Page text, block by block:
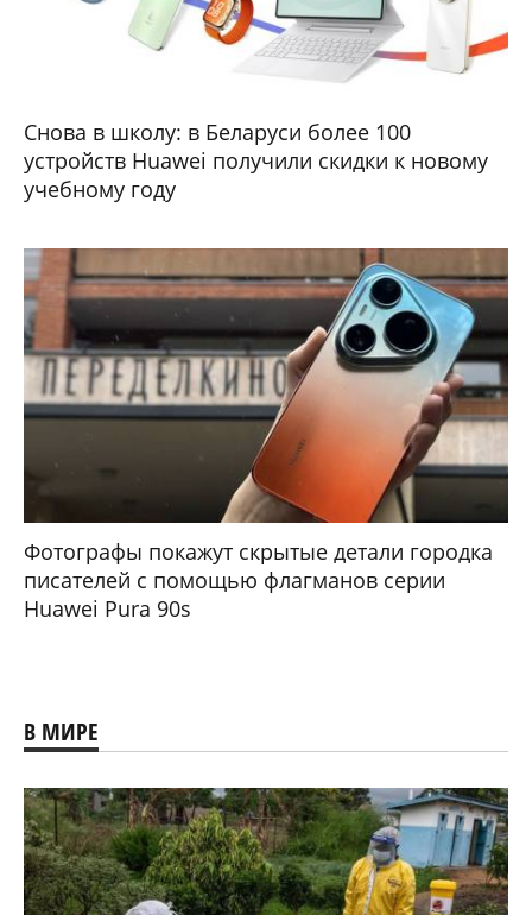
Снова в школу: в Беларуси более 100
устройств Huawei получили скидки к новому
учебному году
Фотографы покажут скрытые детали городка
писателей с помощью флагманов серии
Huawei Pura 90s
В МИРЕ